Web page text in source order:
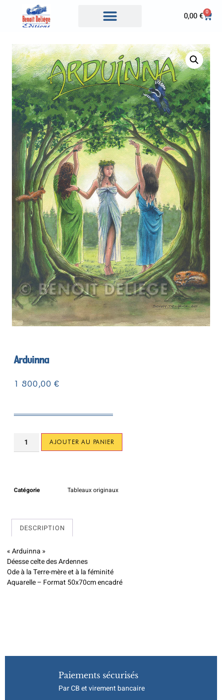
0,00€ 0
Arduinna
1 800,00 €
AJOUTER AU PANIER
Catégorie Tableaux originaux
DESCRIPTION
« Arduinna »
Déesse celte des Ardennes
Ode à la Terre-mère et à la féminité
Aquarelle – Format 50x70cm encadré
Paiements sécurisés
Par CB et virement bancaire